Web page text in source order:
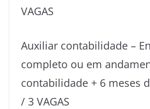
VAGAS
Auxiliar contabilidade –
completo ou em
contabilidade + 6 meses
/ 3 VAGAS